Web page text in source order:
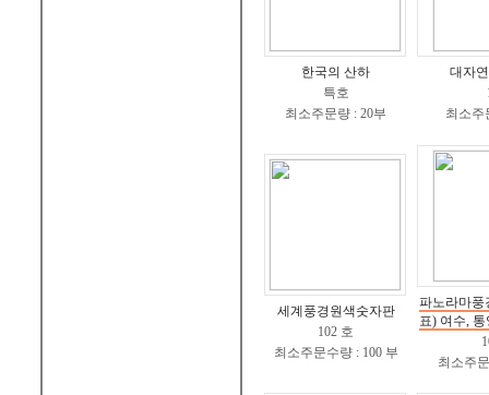
한국의 산하
특호
최소주문량 : 20부
대자
최소주
세계풍경원색숫자판
102 호
최소주문수량 : 100 부
파노라마풍
표) 여수,
최소주